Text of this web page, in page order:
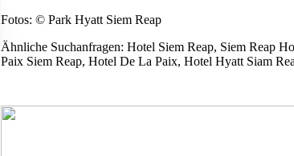
Fotos: © Park Hyatt Siem Reap
Ähnliche Suchanfragen: Hotel Siem Reap, Siem Reap
Paix Siem Reap, Hotel De La Paix, Hotel Hyatt Siam